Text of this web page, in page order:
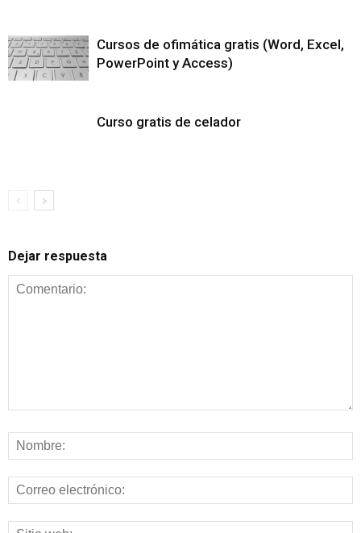
Cursos de ofimática gratis (Word, Excel,
PowerPoint y Access)
Curso gratis de celador
Dejar respuesta